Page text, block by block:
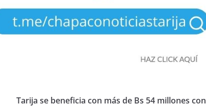
Tarija se beneficia con más de Bs 54 millones con